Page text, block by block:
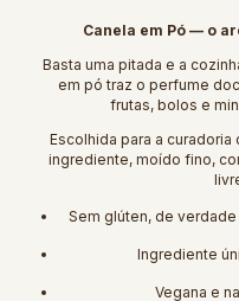
Canela em Pó — o
Basta uma pitada e a
em pó traz o perfume
frutas, bolos e
Escolhida para a
ingrediente, moído fino,
Sem glúten, de
Ingrediente
Vegana e